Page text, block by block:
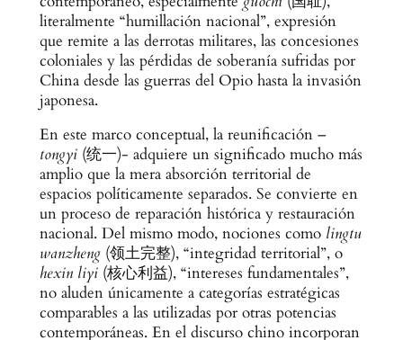
literalmente “humillación nacional”, expresión
que remite a las derrotas militares, las concesiones
coloniales y las pérdidas de soberanía sufridas por
China desde las guerras del Opio hasta la invasión
japonesa.
En este marco conceptual, la reunificación –
tongyi(统一)- adquiere un significado mucho más
amplio que la mera absorción territorial de
espacios políticamente separados. Se convierte en
un proceso de reparación histórica y restauración
nacional. Del mismo modo, nociones como lingtu
wanzheng(领土完整), “integridad territorial”, o
hexin liyi(核心利益), “intereses fundamentales”,
no aluden únicamente a categorías estratégicas
comparables a las utilizadas por otras potencias
contemporáneas. En el discurso chino incorporan